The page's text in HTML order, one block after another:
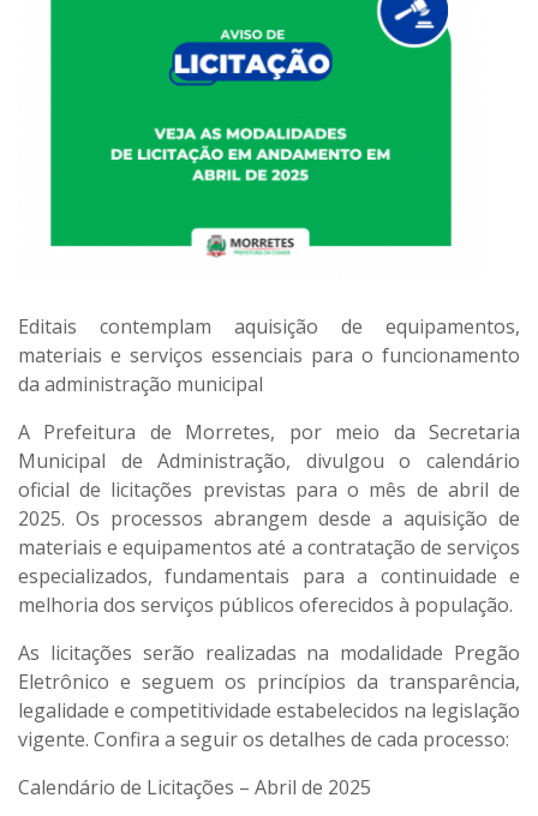
Editais contemplam aquisição de equipamentos,
materiais e serviços essenciais para o funcionamento
da administração municipal
A Prefeitura de Morretes, por meio da Secretaria
Municipal de Administração, divulgou o calendário
oficial de licitações previstas para o mês de abril de
2025. Os processos abrangem desde a aquisição de
materiais e equipamentos até a contratação de serviços
especializados, fundamentais para a continuidade e
melhoria dos serviços públicos oferecidos à população.
As licitações serão realizadas na modalidade Pregão
Eletrônico e seguem os princípios da transparência,
legalidade e competitividade estabelecidos na legislação
vigente. Confira a seguir os detalhes de cada processo:
Calendário de Licitações – Abril de 2025